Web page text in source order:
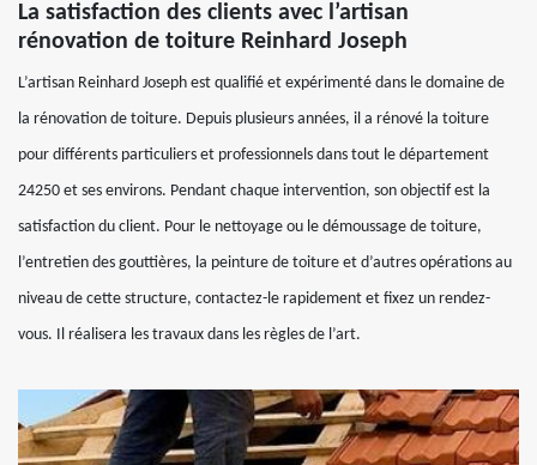
La satisfaction des clients avec l’artisan
rénovation de toiture Reinhard Joseph
L’artisan Reinhard Joseph est qualifié et expérimenté dans le domaine de
la rénovation de toiture. Depuis plusieurs années, il a rénové la toiture
pour différents particuliers et professionnels dans tout le département
24250 et ses environs. Pendant chaque intervention, son objectif est la
satisfaction du client. Pour le nettoyage ou le démoussage de toiture,
l’entretien des gouttières, la peinture de toiture et d’autres opérations au
niveau de cette structure, contactez-le rapidement et fixez un rendez-
vous. Il réalisera les travaux dans les règles de l’art.